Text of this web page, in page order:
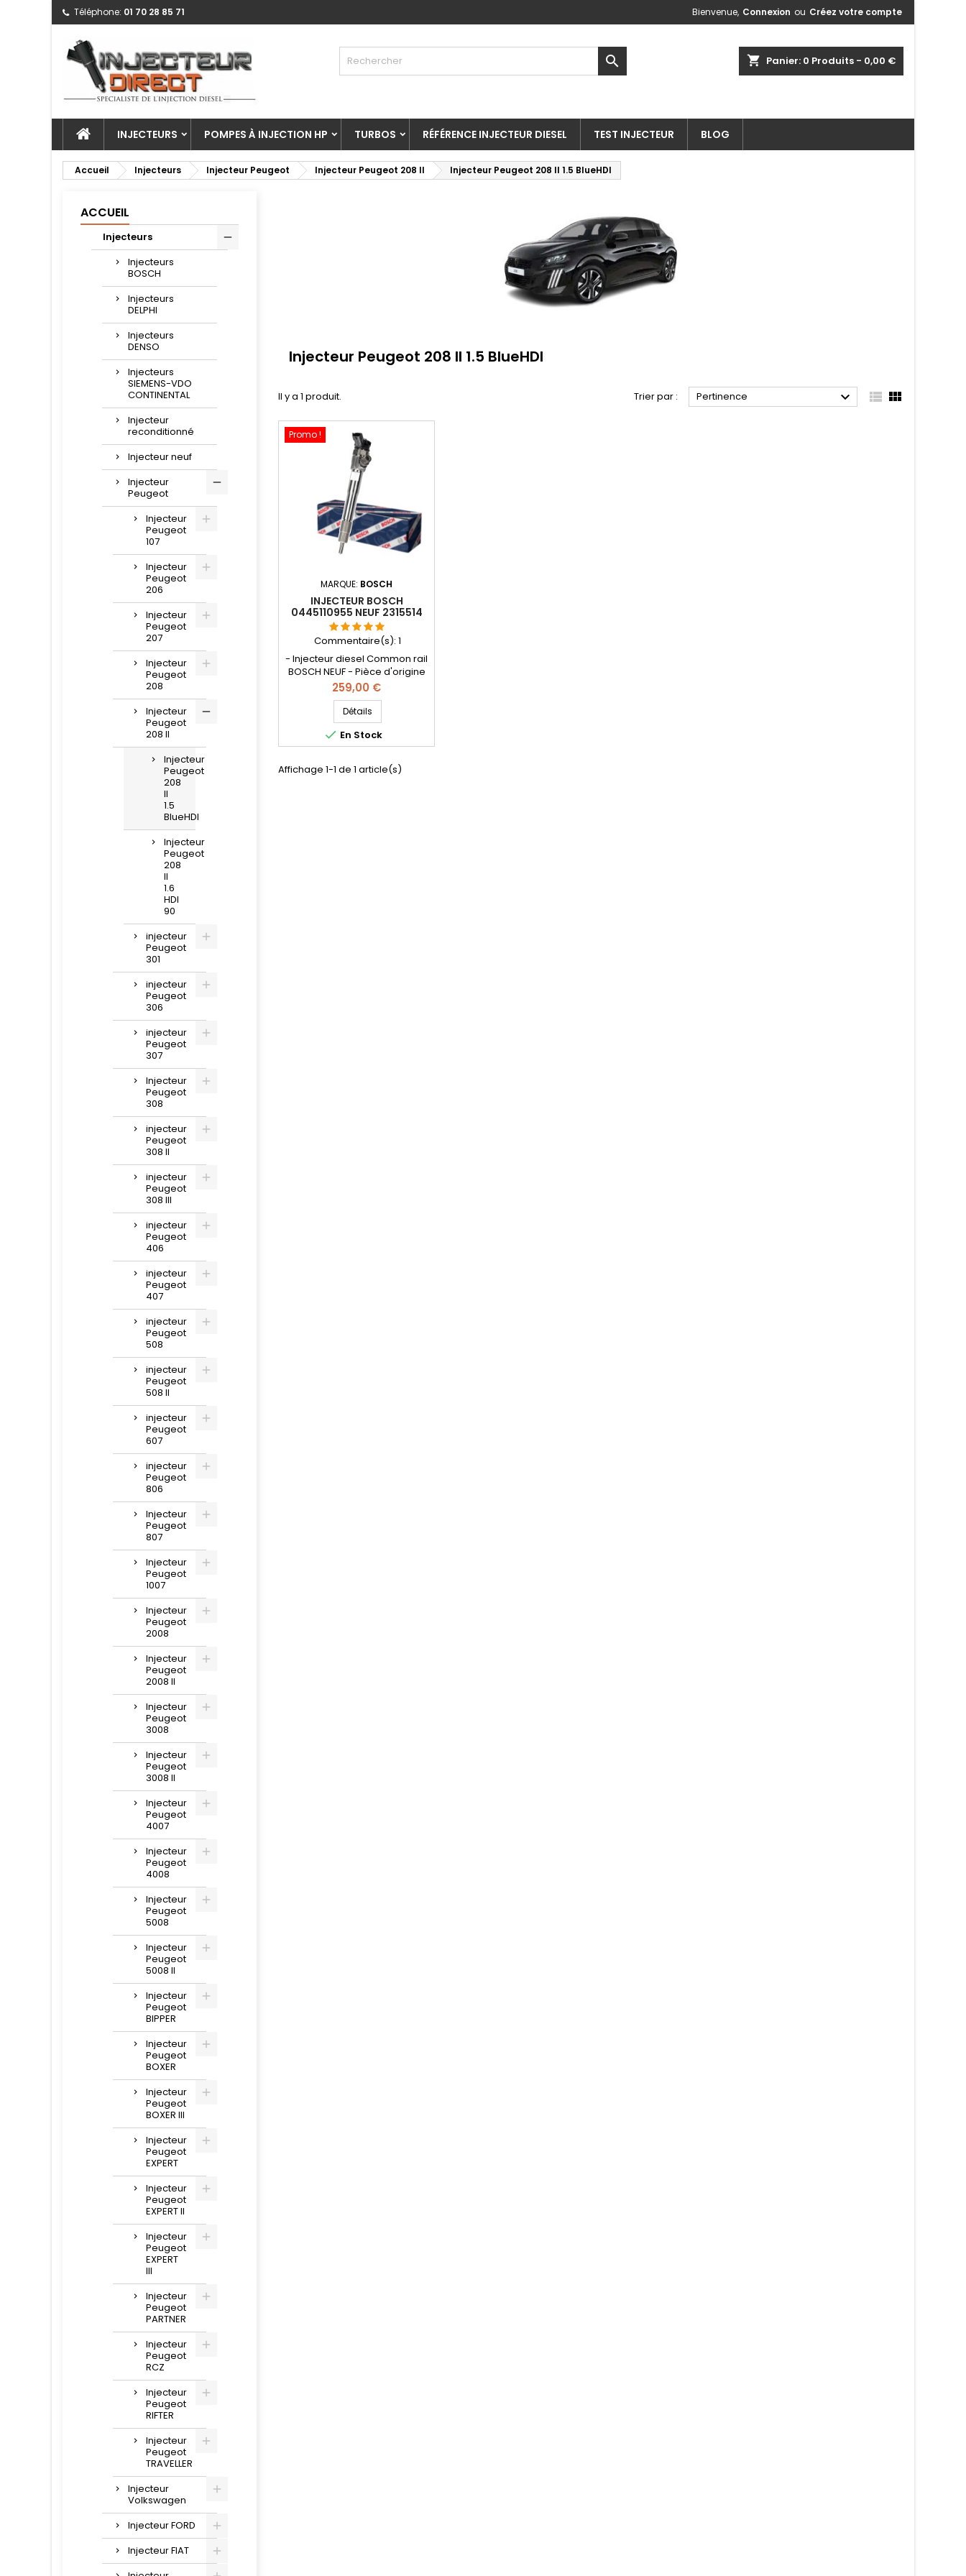
Téléphone: 01 70 28 85 71 Bienvenue, Connexion ou Créez votre compte
shopping_cart Panier: 0 Produits - 0,00 €

INJECTEURS POMPES À INJECTION HP TURBOS RÉFÉRENCE INJECTEUR DIESEL TEST INJECTEUR BLOG
Accueil Injecteurs Injecteur Peugeot Injecteur Peugeot 208 II Injecteur Peugeot 208 II 1.5 BlueHDI
ACCUEIL
Injecteurs
Injecteurs
BOSCH
Injecteurs
DELPHI
Injecteurs
DENSO
Injecteurs
SIEMENS-VDO
CONTINENTAL
Injecteur
reconditionné
Injecteur neuf
Injecteur
Peugeot
Injecteur
Peugeot
107
Injecteur
Peugeot
206
Injecteur
Peugeot
207
Injecteur
Peugeot
208
Injecteur
Peugeot
208 II
Injecteur
Peugeot
208
II
1.5
BlueHDI
Injecteur
Peugeot
208
II
1.6
HDI
90
injecteur
Peugeot
301
injecteur
Peugeot
306
injecteur
Peugeot
307
Injecteur
Peugeot
308
injecteur
Peugeot
308 II
injecteur
Peugeot
308 III
injecteur
Peugeot
406
injecteur
Peugeot
407
injecteur
Peugeot
508
injecteur
Peugeot
508 II
injecteur
Peugeot
607
injecteur
Peugeot
806
Injecteur
Peugeot
807
Injecteur
Peugeot
1007
Injecteur
Peugeot
2008
Injecteur
Peugeot
2008 II
Injecteur
Peugeot
3008
Injecteur
Peugeot
3008 II
Injecteur
Peugeot
4007
Injecteur
Peugeot
4008
Injecteur
Peugeot
5008
Injecteur
Peugeot
5008 II
Injecteur
Peugeot
BIPPER
Injecteur
Peugeot
BOXER
Injecteur
Peugeot
BOXER III
Injecteur
Peugeot
EXPERT
Injecteur
Peugeot
EXPERT II
Injecteur
Peugeot
EXPERT
III
Injecteur
Peugeot
PARTNER
Injecteur
Peugeot
RCZ
Injecteur
Peugeot
RIFTER
Injecteur
Peugeot
TRAVELLER
Injecteur
Volkswagen
Injecteur FORD
Injecteur FIAT
Injecteur Peugeot 208 II 1.5 BlueHDI
Il y a 1 produit. Trier par : Pertinence   
Promo !
MARQUE: BOSCH
INJECTEUR BOSCH
0445110955 NEUF 2315514
9828959880
Commentaire(s): 1
- Injecteur diesel Common rail
BOSCH NEUF - Pièce d'origine
- Référence
compatible: 0445110955 ,
0445110954 , 98 289 59880
, 9828959880 , 2315514 , JX6Q-
9F593-AB - Pour motorisations
1.5 BlueHDi
Prix
259,00 €
Détails
 En Stock
Affichage 1-1 de 1 article(s)